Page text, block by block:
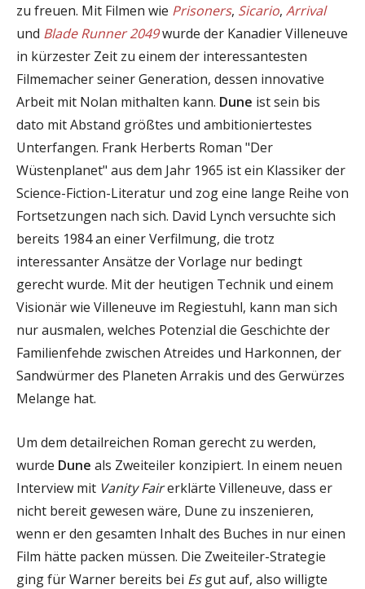
zu freuen. Mit Filmen wie Prisoners, Sicario, Arrival
und Blade Runner 2049wurde der Kanadier Villeneuve
in kürzester Zeit zu einem der interessantesten
Filmemacher seiner Generation, dessen innovative
Arbeit mit Nolan mithalten kann. Dune ist sein bis
dato mit Abstand größtes und ambitioniertestes
Unterfangen. Frank Herberts Roman "Der
Wüstenplanet" aus dem Jahr 1965 ist ein Klassiker der
Science-Fiction-Literatur und zog eine lange Reihe von
Fortsetzungen nach sich. David Lynch versuchte sich
bereits 1984 an einer Verfilmung, die trotz
interessanter Ansätze der Vorlage nur bedingt
gerecht wurde. Mit der heutigen Technik und einem
Visionär wie Villeneuve im Regiestuhl, kann man sich
nur ausmalen, welches Potenzial die Geschichte der
Familienfehde zwischen Atreides und Harkonnen, der
Sandwürmer des Planeten Arrakis und des Gerwürzes
Melange hat.
Um dem detailreichen Roman gerecht zu werden,
wurde Dune als Zweiteiler konzipiert. In einem neuen
Interview mit Vanity Fairerklärte Villeneuve, dass er
nicht bereit gewesen wäre, Dune zu inszenieren,
wenn er den gesamten Inhalt des Buches in nur einen
Film hätte packen müssen. Die Zweiteiler-Strategie
ging für Warner bereits bei Esgut auf, also willigte